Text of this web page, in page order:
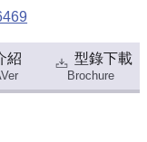
紹 型錄下載
Brochure